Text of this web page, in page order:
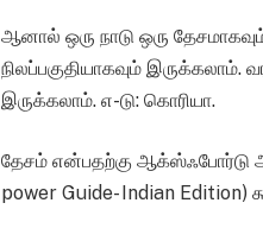
ஆனால் ஒரு நாடு ஒரு
நிலப்பகுதியாகவும் இருக்கலாம்.
இருக்கலாம். எ-டு: கொரியா.
தேசம் என்பதற்கு ஆக்ஸ்ஃபோர்டு
power Guide- Indian Edition)